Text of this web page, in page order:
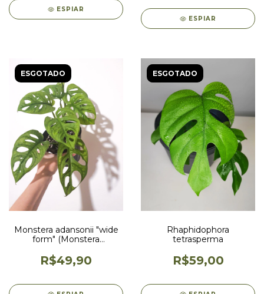
ESPIAR
ESPIAR
ESGOTADO
Monstera adansonii "wide
form" (Monstera
R$49,90
ESGOTADO
Rhaphidophora
tetrasperma
R$59,00